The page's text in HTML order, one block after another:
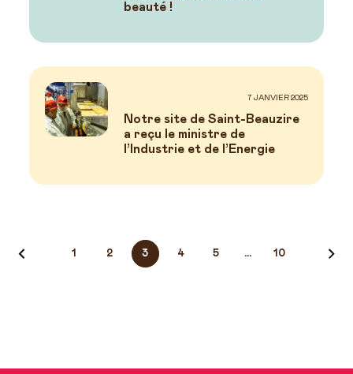
beauté !
7 JANVIER 2025
Notre site de Saint-Beauzire
a reçu le ministre de
l’Industrie et de l’Energie
Navigation
des
1 2 3 4 5 … 10